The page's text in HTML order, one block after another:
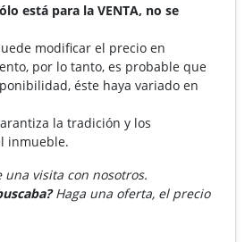
está para la VENTA, no se
modificar el precio en
por lo tanto, es probable que
éste haya variado en
la tradición y los
inmueble.
visita con nosotros.
Haga una oferta, el precio